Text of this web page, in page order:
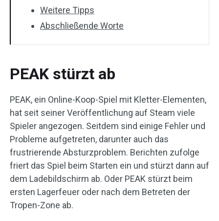
Weitere Tipps
Abschließende Worte
PEAK stürzt ab
PEAK, ein Online-Koop-Spiel mit Kletter-Elementen,
hat seit seiner Veröffentlichung auf Steam viele
Spieler angezogen. Seitdem sind einige Fehler und
Probleme aufgetreten, darunter auch das
frustrierende Absturzproblem. Berichten zufolge
friert das Spiel beim Starten ein und stürzt dann auf
dem Ladebildschirm ab. Oder PEAK stürzt beim
ersten Lagerfeuer oder nach dem Betreten der
Tropen-Zone ab.